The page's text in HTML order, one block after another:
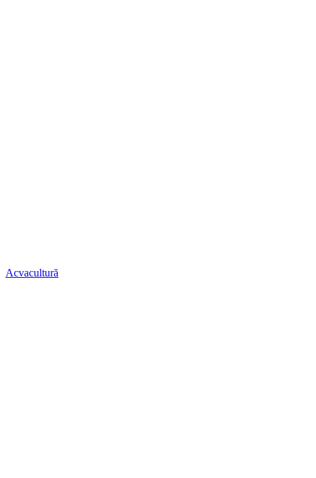
Acvacultură